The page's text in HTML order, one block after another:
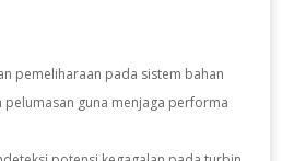
pemeliharaan pada sistem bahan
guna menjaga performa